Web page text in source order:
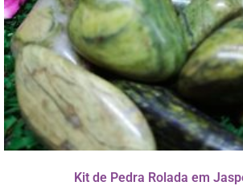
Kit de Pedra Rolada em